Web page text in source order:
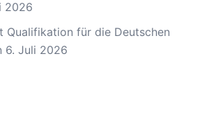
2026
Qualifikation für die Deutschen
6. Juli 2026